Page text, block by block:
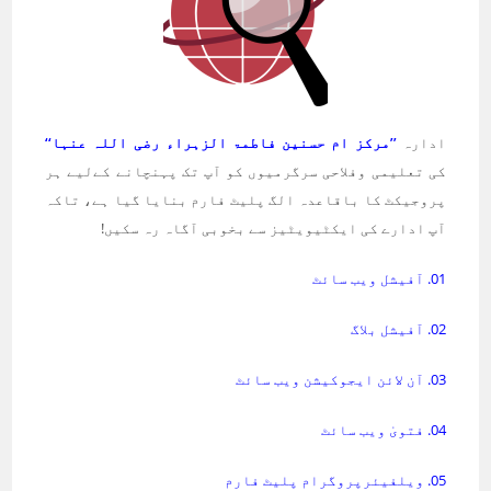
ادارہ’’مرکز ام حسنین فاطمۃ الزہراء رضی اللہ عنہا‘‘
کی تعلیمی وفلاحی سرگرمیوں کو آپ تک پہنچانے کےلیے ہر
پروجیکٹ کا باقاعدہ الگ پلیٹ فارم بنایا گیا ہے، تاکہ
آپ ادارے کی ایکٹیویٹیز سے بخوبی آگاہ رہ سکیں!
01. آفیشل ویب سائٹ
02. آفیشل بلاگ
03. آن لائن ایجوکیشن ویب سائٹ
04. فتویٰ ویب سائٹ
05. ویلفیئرپروگرام پلیٹ فارم